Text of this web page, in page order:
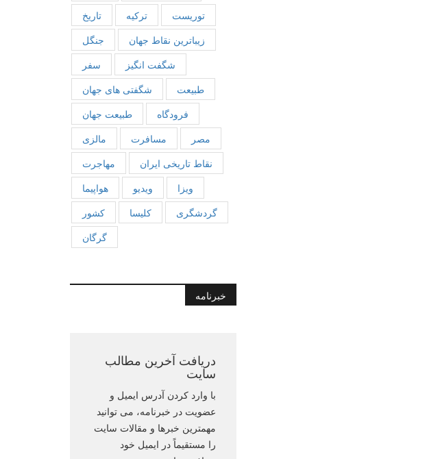
تاریخ
ترکیه
توریست
جنگل
زیباترین نقاط جهان
سفر
شگفت انگیز
شگفتی های جهان
طبیعت
طبیعت جهان
فرودگاه
مالزی
مسافرت
مصر
مهاجرت
نقاط تاریخی ایران
هواپیما
ویدیو
ویزا
کشور
کلیسا
گردشگری
گرگان
خبرنامه
دریافت آخرین مطالب
سایت
با وارد کردن آدرس ایمیل و
عضویت در خبرنامه، می توانید
مهمترین خبرها و مقالات سایت
را مستقیماً در ایمیل خود